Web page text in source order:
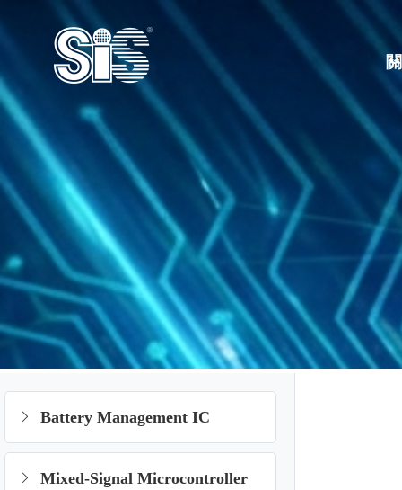
Battery Management IC
Mixed-Signal Microcontroller